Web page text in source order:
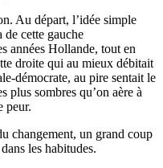
Au départ, l’idée simple
cette gauche
années Hollande, tout en
droite qui au mieux débitait
démocrate, au pire sentait le
plus sombres qu’on aère à
peur.
changement, un grand coup
les habitudes.